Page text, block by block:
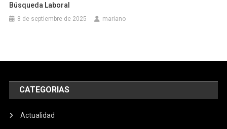
Búsqueda Laboral
8 de septiembre de 2025 mariano
CATEGORIAS
Actualidad